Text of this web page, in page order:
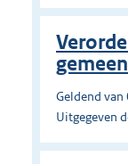
Geldend
Uitgegeven